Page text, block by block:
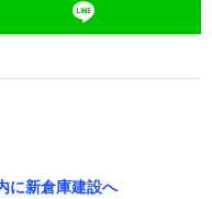
に新倉庫建設へ